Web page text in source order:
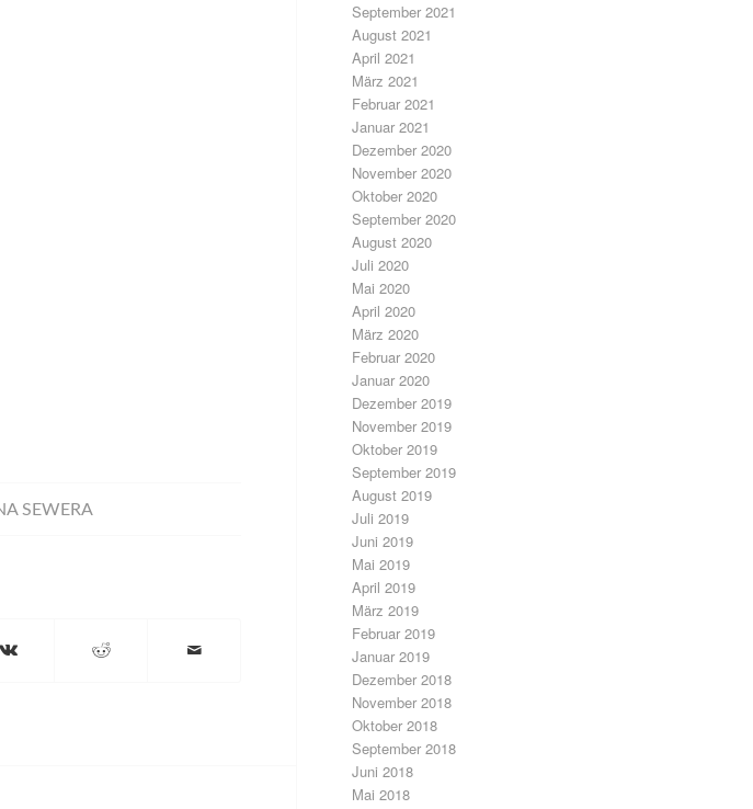
SEWERA
September 2021
August 2021
April 2021
März 2021
Februar 2021
Januar 2021
Dezember 2020
November 2020
Oktober 2020
September 2020
August 2020
Juli 2020
Mai 2020
April 2020
März 2020
Februar 2020
Januar 2020
Dezember 2019
November 2019
Oktober 2019
September 2019
August 2019
Juli 2019
Juni 2019
Mai 2019
April 2019
März 2019
Februar 2019
Januar 2019
Dezember 2018
November 2018
Oktober 2018
September 2018
Juni 2018
Mai 2018